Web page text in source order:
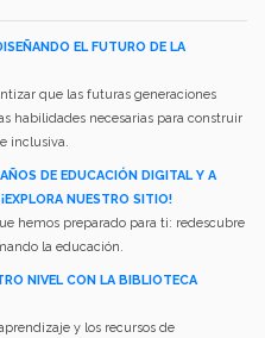
EL FUTURO DE LA
que las futuras generaciones
habilidades necesarias para construir
inclusiva.
DE EDUCACIÓN DIGITAL Y A
NUESTRO SITIO!
hemos preparado para ti: redescubre
la educación.
NIVEL CON LA BIBLIOTECA
y los recursos de